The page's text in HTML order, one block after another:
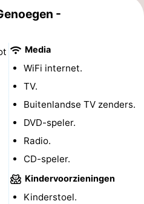
-
Media
WiFi internet.
TV.
Buitenlandse TV zenders.
DVD-speler.
Radio.
CD-speler.
Kindervoorzieningen
Kinderstoel.